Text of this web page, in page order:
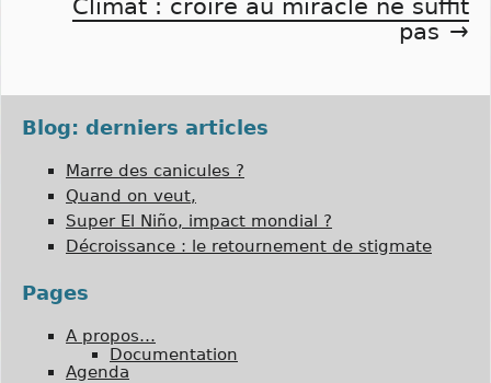
Climat : croire au miracle ne suffit
pas
Blog: derniers articles
Marre des canicules ?
Quand on veut,
Super El Niño, impact mondial ?
Décroissance : le retournement de stigmate
Pages
A propos…
Documentation
Agenda